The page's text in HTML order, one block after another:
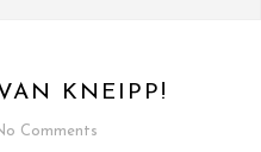
KNEIPP!
Comments